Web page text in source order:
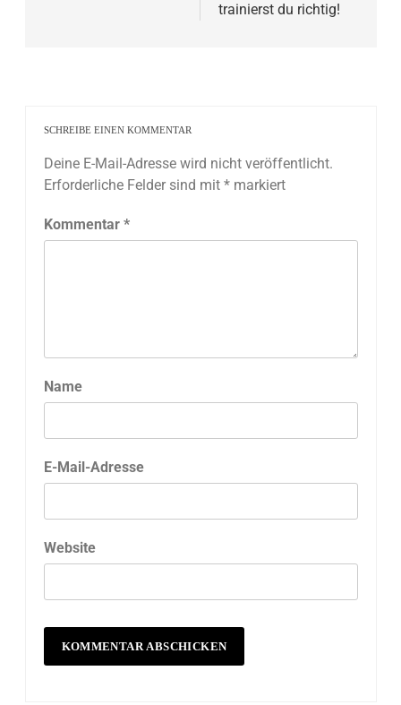
trainierst du richtig!
SCHREIBE EINEN KOMMENTAR
Deine E-Mail-Adresse wird nicht veröffentlicht.
Erforderliche Felder sind mit *markiert
Kommentar *
Name
E-Mail-Adresse
Website